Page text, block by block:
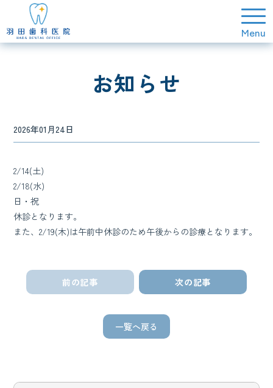
お知らせ
2026年01月24日
2/14(土)
2/18(水)
日・祝
休診となります。
また、2/19(木)は午前中休診のため午後からの診療となります。
前の記事 次の記事
一覧へ戻る